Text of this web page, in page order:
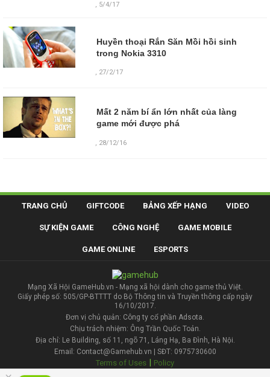
, 5/4/17
Huyền thoại Rắn Săn Mồi hồi sinh
trong Nokia 3310
, 27/2/17
Mất 2 năm bí ẩn lớn nhất của làng
game mới được phá
28/12/16
TRANG CHỦ GIFTCODE BẢNG XẾP HẠNG VIDEO
SỰ KIỆN GAME CÔNG NGHỆ GAME MOBILE
GAME ONLINE ESPORTS
Mạng Xã Hội GameHub.vn - Mạng xã hội dành cho game thủ Việt.
Giấy phép số: 505/GP-BTTTT do Bộ Thông tin và Truyền thông cấp ngày
16/10/2017.
Đơn vị chủ quản: Công ty cổ phần Adsota.
Chịu trách nhiệm: Ông Trần Quốc Toản.
Địa chỉ: Le Building, số 11, ngõ 71, Láng Hạ, Ba Đình, Hà Nội.
Email: Contact@Gamehub.vn | SĐT: 0975730600
Terms of Uses | Policy